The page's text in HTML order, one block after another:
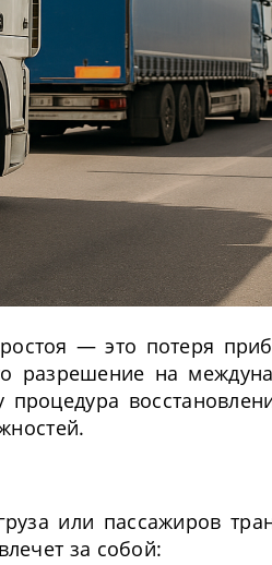
— это потеря
разрешение на
или пассажиров
за собой: